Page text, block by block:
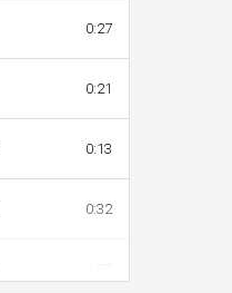
0:27
0:21
0:13
0:32